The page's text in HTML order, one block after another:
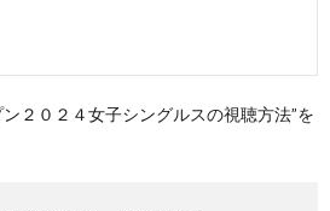
２０２４女子シングルスの視聴方法”を